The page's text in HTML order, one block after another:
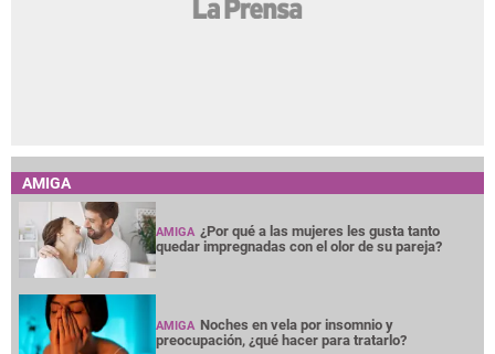
AMIGA
AMIGA ¿Por qué a las mujeres les gusta tanto
quedar impregnadas con el olor de su pareja?
AMIGA Noches en vela por insomnio y
preocupación, ¿qué hacer para tratarlo?